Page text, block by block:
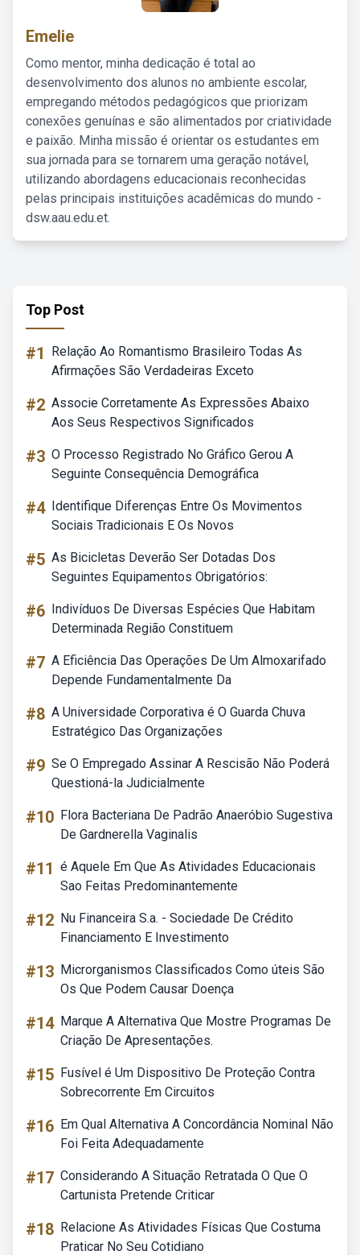
Emelie
Como mentor, minha dedicação é total ao
desenvolvimento dos alunos no ambiente escolar,
empregando métodos pedagógicos que priorizam
conexões genuínas e são alimentados por criatividade
e paixão. Minha missão é orientar os estudantes em
sua jornada para se tornarem uma geração notável,
utilizando abordagens educacionais reconhecidas
pelas principais instituições acadêmicas do mundo -
dsw.aau.edu.et.
Top Post
#1
Relação Ao Romantismo Brasileiro Todas As
Afirmações São Verdadeiras Exceto
#2 Associe Corretamente As Expressões Abaixo
Aos Seus Respectivos Significados
#3 O Processo Registrado No Gráfico Gerou A
Seguinte Consequência Demográfica
#4 Identifique Diferenças Entre Os Movimentos
Sociais Tradicionais E Os Novos
#5 As Bicicletas Deverão Ser Dotadas Dos
Seguintes Equipamentos Obrigatórios:
#6 Indivíduos De Diversas Espécies Que Habitam
Determinada Região Constituem
#7 A Eficiência Das Operações De Um Almoxarifado
Depende Fundamentalmente Da
#8 A Universidade Corporativa é O Guarda Chuva
Estratégico Das Organizações
#9 Se O Empregado Assinar A Rescisão Não Poderá
Questioná-la Judicialmente
#10 Flora Bacteriana De Padrão Anaeróbio Sugestiva
De Gardnerella Vaginalis
#11 é Aquele Em Que As Atividades Educacionais
Sao Feitas Predominantemente
#12 Nu Financeira S.a. - Sociedade De Crédito
Financiamento E Investimento
#13 Microrganismos Classificados Como úteis São
Os Que Podem Causar Doença
#14 Marque A Alternativa Que Mostre Programas De
Criação De Apresentações.
#15 Fusível é Um Dispositivo De Proteção Contra
Sobrecorrente Em Circuitos
#16 Em Qual Alternativa A Concordância Nominal Não
Foi Feita Adequadamente
#17 Considerando A Situação Retratada O Que O
Cartunista Pretende Criticar
#18 Relacione As Atividades Físicas Que Costuma
Praticar No Seu Cotidiano